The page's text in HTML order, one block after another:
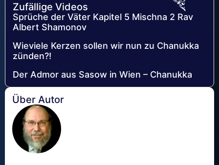
Zufällige Videos
Sprüche der Väter Kapitel 5 Mischna 2 Rav
Albert Shamonov
Wieviele Kerzen sollen wir nun zu Chanukka
zünden?!
Der Admor aus Sasow in Wien – Chanukka
Über Autor